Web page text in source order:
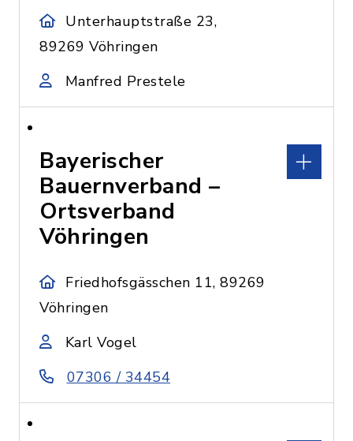
Unterhauptstraße 23,
89269 Vöhringen
Manfred Prestele
Bayerischer
Bauernverband –
Ortsverband
Vöhringen
Friedhofsgässchen 11, 89269
Vöhringen
Karl Vogel
07306 / 34454